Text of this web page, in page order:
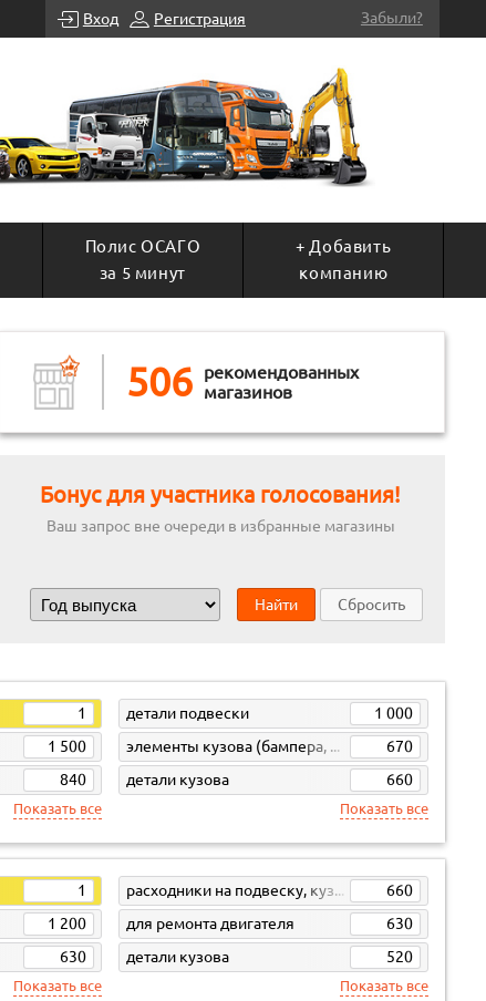
Вход Регистрация Забыли?
Полис ОСАГО
за 5 минут
+ Добавить
компанию
506
рекомендованных
магазинов
Бонус для участника голосования!
Ваш запрос вне очереди в избранные магазины
Найти Сбросить
1
1 500
840
Показать все
детали подвески
1 000
элементы кузова (бампера, жесть)
670
детали кузова
660
Показать все
1
1 200
630
Показать все
расходники на подвеску, кузов, кпп
660
для ремонта двигателя
630
детали кузова
520
Показать все